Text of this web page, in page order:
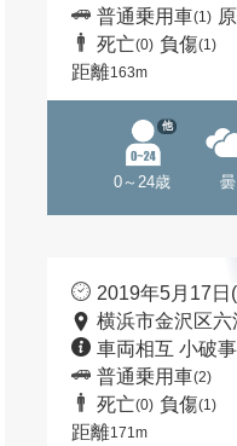
普通乗用車(1)
死亡(0) 負傷(1)
距離163m
0～24歳
他
曇
2019年5月17日
横浜市金沢区
車両相互 小破
普通乗用車(2)
死亡(0) 負傷(1)
距離171m